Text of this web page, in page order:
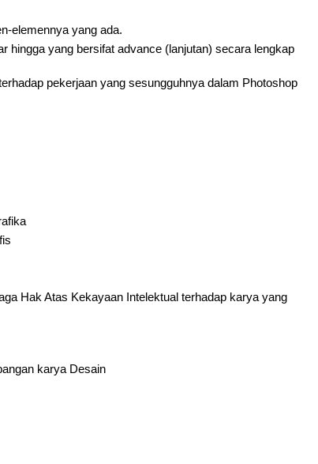
elemennya yang ada.
hingga yang bersifat advance (lanjutan) secara lengkap
pekerjaan yang sesungguhnya dalam Photoshop
Hak Atas Kekayaan Intelektual terhadap karya yang
karya Desain